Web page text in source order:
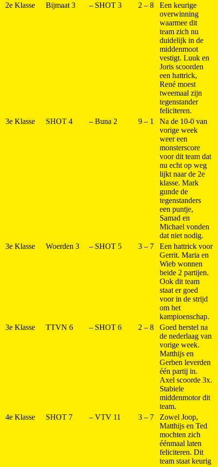
2e Klasse
Bijmaat 3 – SHOT 3 2 – 8
Een keurige
overwinning
waarmee dit
team zich nu
duidelijk in de
middenmoot
vestigt. Luuk en
Joris scoorden
een hattrick,
René moest
tweemaal zijn
tegenstander
feliciteren.
3e Klasse
SHOT 4 – Buna 2 9 – 1
Na de 10-0 van
vorige week
weer een
monsterscore
voor dit team dat
nu echt op weg
lijkt naar de 2e
klasse. Mark
gunde de
tegenstanders
een puntje,
Samad en
Michael vonden
dat niet nodig.
3e Klasse
Woerden 3 – SHOT 5 3 – 7
Een hattrick voor
Gerrit. Maria en
Wieb wonnen
beide 2 partijen.
Ook dit team
staat er goed
voor in de strijd
om het
kampioenschap.
3e Klasse
TTVN 6 – SHOT 6 2 – 8
Goed herstel na
de nederlaag van
vorige week.
Matthijs en
Gerben leverden
één partij in.
Axel scoorde 3x.
Stabiele
middenmotor dit
team.
4e Klasse
SHOT 7 – VTV 11 3 – 7
Zowel Joop,
Matthijs en Ted
mochten zich
éénmaal laten
feliciteren. Dit
team staat keurig